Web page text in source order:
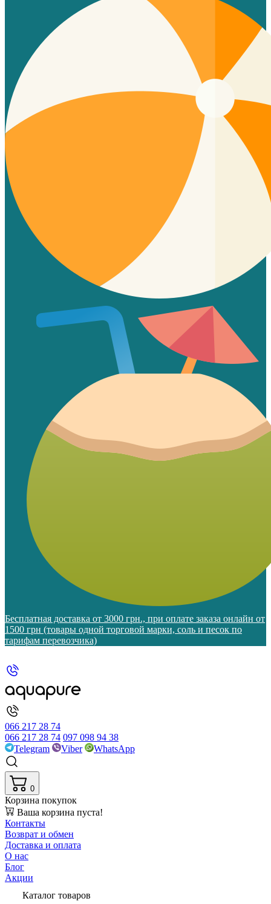
Бесплатная доставка от 3000 грн., при оплате заказа онлайн от
1500 грн (товары одной торговой марки, соль и песок по
тарифам перевозчика)
066 217 28 74
066 217 28 74 097 098 94 38
Telegram
Viber WhatsApp
0
Корзина покупок
Ваша корзина пуста!
Контакты
Возврат и обмен
Доставка и оплата
О нас
Блог
Акции
Каталог товаров